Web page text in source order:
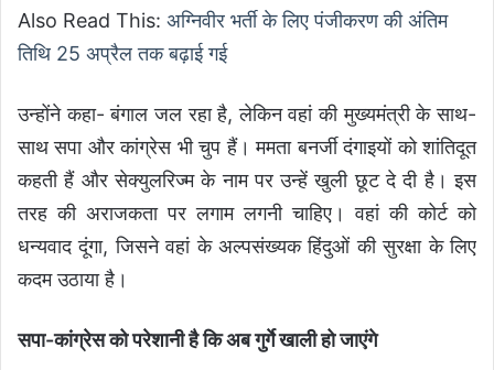
Also Read This: अग्निवीर भर्ती के लिए पंजीकरण की अंतिम
तिथि 25 अप्रैल तक बढ़ाई गई
उन्होंने कहा- बंगाल जल रहा है, लेकिन वहां की मुख्यमंत्री के साथ-
साथ सपा और कांग्रेस भी चुप हैं। ममता बनर्जी दंगाइयों को शांतिदूत
कहती हैं और सेक्युलरिज्म के नाम पर उन्हें खुली छूट दे दी है। इस
तरह की अराजकता पर लगाम लगनी चाहिए। वहां की कोर्ट को
धन्यवाद दूंगा, जिसने वहां के अल्पसंख्यक हिंदुओं की सुरक्षा के लिए
कदम उठाया है।
सपा-कांग्रेस को परेशानी है कि अब गुर्गे खाली हो जाएंगे